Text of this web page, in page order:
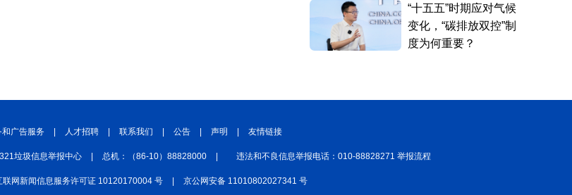
和广告服务 人才招聘 联系我们 公告 声明 友情链接
垃圾信息举报中心 总机：（86-10）88828000 违法和不良信息举报电话：010-88828271 举报流程
联网新闻信息服务许可证 10120170004 号 京公网安备 11010802027341 号